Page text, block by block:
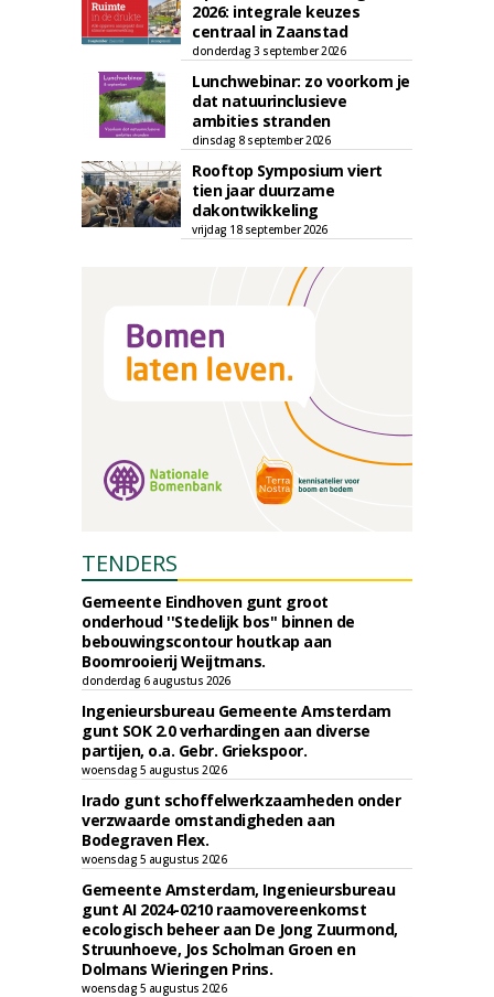
2026: integrale keuzes
centraal in Zaanstad
donderdag 3 september 2026
Lunchwebinar: zo voorkom je
dat natuurinclusieve
ambities stranden
dinsdag 8 september 2026
Rooftop Symposium viert
tien jaar duurzame
dakontwikkeling
vrijdag 18 september 2026
TENDERS
Gemeente Eindhoven gunt groot
onderhoud ''Stedelijk bos'' binnen de
bebouwingscontour houtkap aan
Boomrooierij Weijtmans.
donderdag 6 augustus 2026
Ingenieursbureau Gemeente Amsterdam
gunt SOK 2.0 verhardingen aan diverse
partijen, o.a. Gebr. Griekspoor.
woensdag 5 augustus 2026
Irado gunt schoffelwerkzaamheden onder
verzwaarde omstandigheden aan
Bodegraven Flex.
woensdag 5 augustus 2026
Gemeente Amsterdam, Ingenieursbureau
gunt AI 2024-0210 raamovereenkomst
ecologisch beheer aan De Jong Zuurmond,
Struunhoeve, Jos Scholman Groen en
Dolmans Wieringen Prins.
woensdag 5 augustus 2026